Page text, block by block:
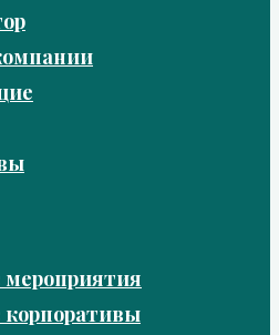
мероприятия
корпоративы